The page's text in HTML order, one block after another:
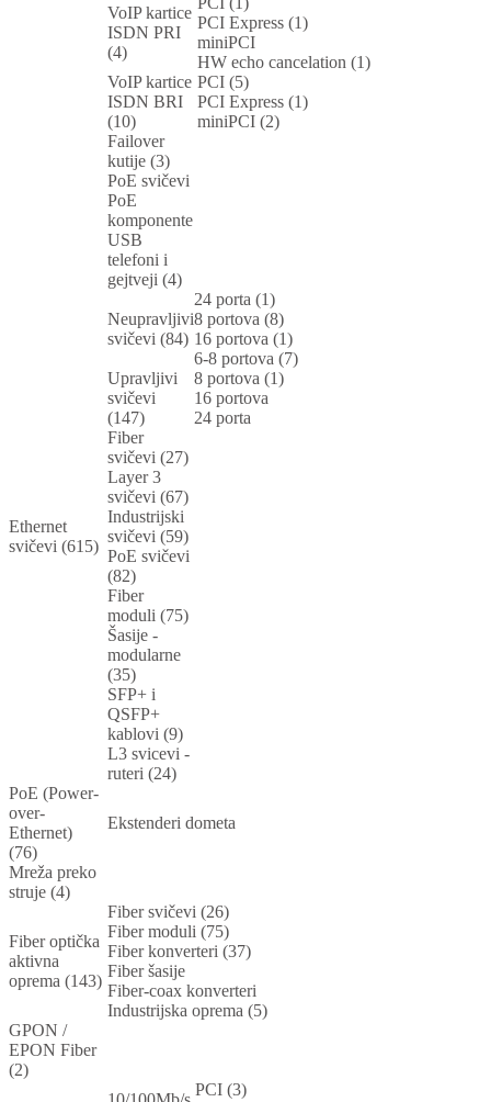
VoIP kartice
ISDN PRI
(4)
PCI Express (1)
miniPCI
HW echo cancelation (1)
VoIP kartice
ISDN BRI
(10)
PCI (5)
PCI Express (1)
miniPCI (2)
Failover
kutije (3)
PoE svičevi
PoE
komponente
USB
telefoni i
gejtveji (4)
Ethernet
svičevi (615)
Neupravljivi
svičevi (84)
24 porta (1)
8 portova (8)
16 portova (1)
6-8 portova (7)
Upravljivi
svičevi
(147)
8 portova (1)
16 portova
24 porta
Fiber
svičevi (27)
Layer 3
svičevi (67)
Industrijski
svičevi (59)
PoE svičevi
(82)
Fiber
moduli (75)
Šasije -
modularne
(35)
SFP+ i
QSFP+
kablovi (9)
L3 svicevi -
ruteri (24)
PoE (Power-
over-
Ethernet)
(76)
Ekstenderi dometa
Mreža preko
struje (4)
Fiber optička
aktivna
oprema (143)
Fiber svičevi (26)
Fiber moduli (75)
Fiber konverteri (37)
Fiber šasije
Fiber-coax konverteri
Industrijska oprema (5)
GPON /
EPON Fiber
(2)
PCI (3)